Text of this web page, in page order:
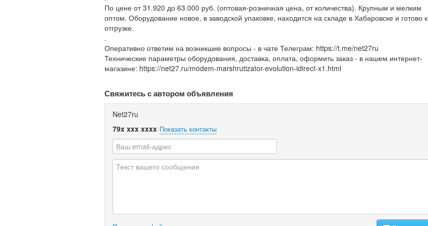
По цене от 31.920 до 63.000 руб. (оптовая-розничная цена, от количества). Крупным и мелким
оптом. Оборудование новое, в заводской упаковке, находится на складе в Хабаровске и готово к
отгрузке.
.
Оперативно ответим на возникшие вопросы - в чате Телеграм: https://t.me/net27ru
Технические параметры оборудования, доставка, оплата, оформить заказ - в нашем интернет-
магазине: https://net27.ru/modem-marshrutizator-evolution-idirect-x1.html
Свяжитесь с автором объявления
Net27ru
79x xxx xxxx Показать контакты